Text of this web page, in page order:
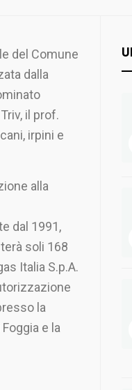
del Comune
dalla
il prof.
irpini e
alla
dal 1991,
soli 168
Italia S.p.A.
la
e la